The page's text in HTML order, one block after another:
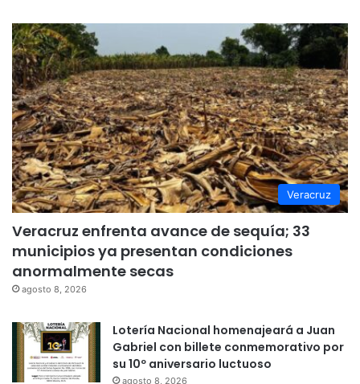
Veracruz
Veracruz enfrenta avance de sequía; 33
municipios ya presentan condiciones
anormalmente secas
agosto 8, 2026
Lotería Nacional homenajeará a Juan
Gabriel con billete conmemorativo por
su 10º aniversario luctuoso
agosto 8, 2026